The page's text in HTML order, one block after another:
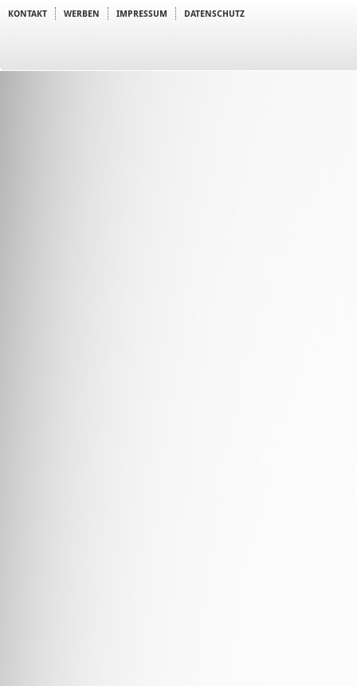
KONTAKT WERBEN IMPRESSUM DATENSCHUTZ